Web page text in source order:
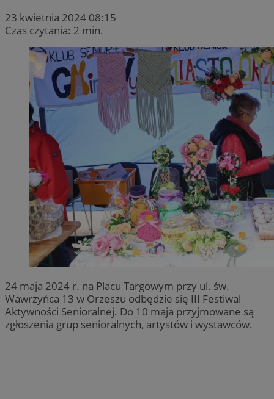
23 kwietnia 2024 08:15
Czas czytania: 2 min.
24 maja 2024 r. na Placu Targowym przy ul. św.
Wawrzyńca 13 w Orzeszu odbędzie się III Festiwal
Aktywności Senioralnej. Do 10 maja przyjmowane są
zgłoszenia grup senioralnych, artystów i wystawców.